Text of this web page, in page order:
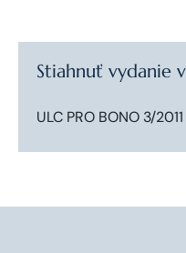
Stiahnuť vydanie
ULC PRO BONO 3/2011